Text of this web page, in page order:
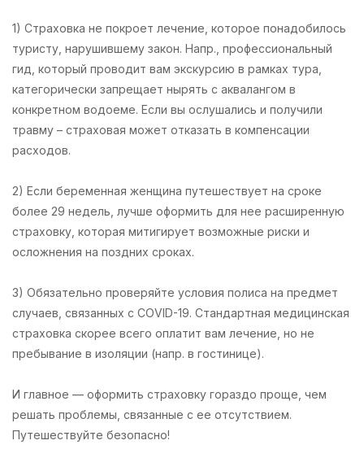
1) Страховка не покроет лечение, которое понадобилось
туристу, нарушившему закон. Напр., профессиональный
гид, который проводит вам экскурсию в рамках тура,
категорически запрещает нырять с аквалангом в
конкретном водоеме. Если вы ослушались и получили
травму – страховая может отказать в компенсации
расходов.
2) Если беременная женщина путешествует на сроке
более 29 недель, лучше оформить для нее расширенную
страховку, которая митигирует возможные риски и
осложнения на поздних сроках.
3) Обязательно проверяйте условия полиса на предмет
случаев, связанных с COVID-19. Стандартная медицинская
страховка скорее всего оплатит вам лечение, но не
пребывание в изоляции (напр. в гостинице).
И главное — оформить страховку гораздо проще, чем
решать проблемы, связанные с ее отсутствием.
Путешествуйте безопасно!